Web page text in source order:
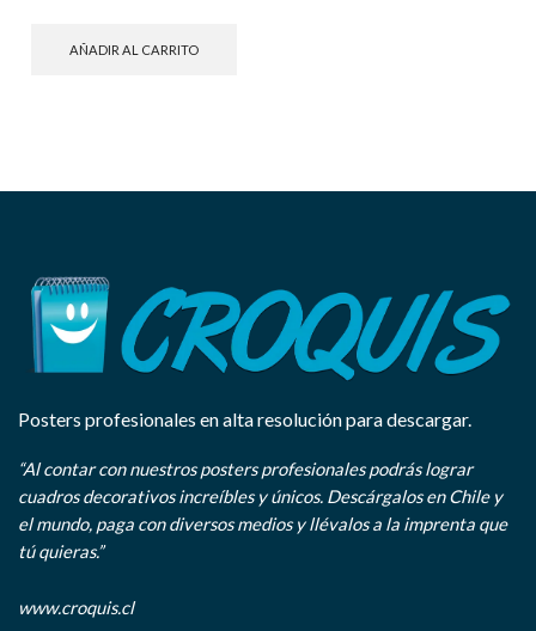
AÑADIR AL CARRITO
Posters profesionales en alta resolución para descargar.
“Al contar con nuestros posters profesionales podrás lograr
cuadros decorativos increíbles y únicos. Descárgalos en Chile y
el mundo, paga con diversos medios y llévalos a la imprenta que
tú quieras.”
www.croquis.cl